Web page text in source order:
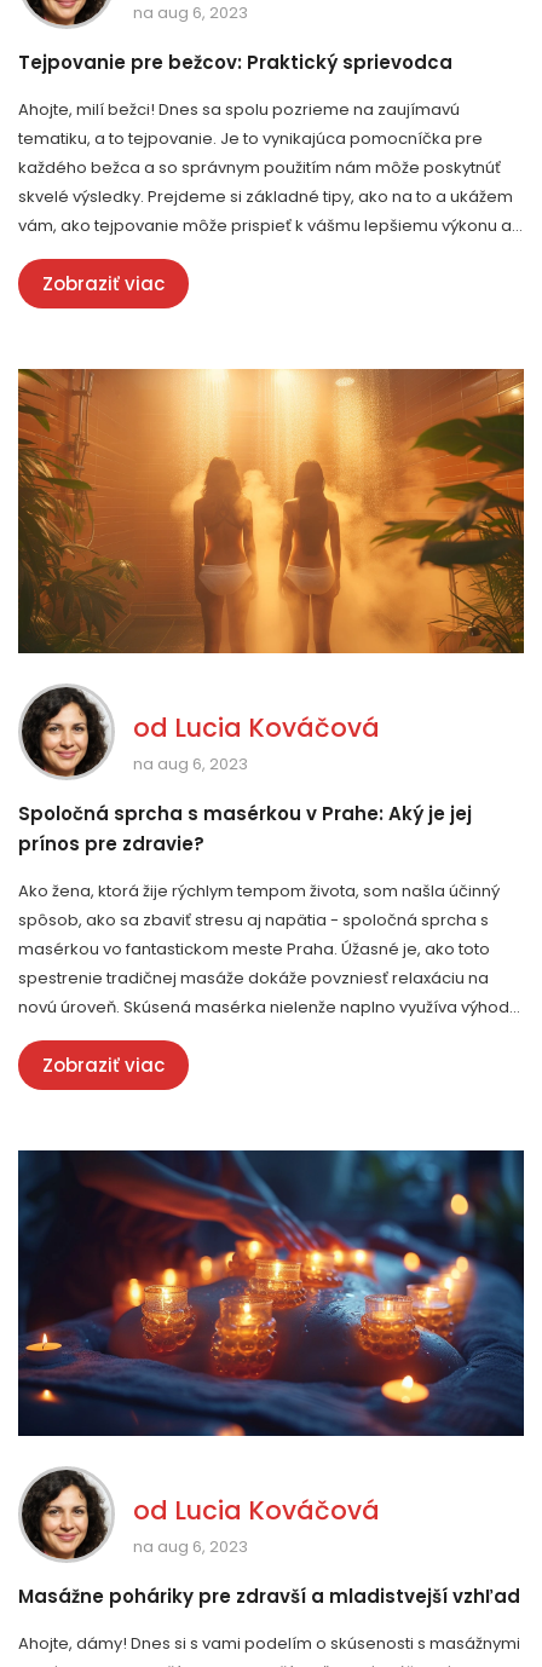
na aug 6, 2023
Tejpovanie pre bežcov: Praktický sprievodca
Ahojte, milí bežci! Dnes sa spolu pozrieme na zaujímavú
tematiku, a to tejpovanie. Je to vynikajúca pomocníčka pre
každého bežca a so správnym použitím nám môže poskytnúť
skvelé výsledky. Prejdeme si základné tipy, ako na to a ukážem
vám, ako tejpovanie môže prispieť k vášmu lepšiemu výkonu a
prevencii zranení. Pridajte sa k našej cestovke za efektívnym a
bezpečným bežaním s pomocou tejpovania!
Zobraziť viac
od Lucia Kováčová
na aug 6, 2023
Spoločná sprcha s masérkou v Prahe: Aký je jej
prínos pre zdravie?
Ako žena, ktorá žije rýchlym tempom života, som našla účinný
spôsob, ako sa zbaviť stresu aj napätia - spoločná sprcha s
masérkou vo fantastickom meste Praha. Úžasné je, ako toto
spestrenie tradičnej masáže dokáže povzniesť relaxáciu na
novú úroveň. Skúsená masérka nielenže naplno využíva výhody
vody pri príprave tela na masáž, ale aj priam na odstraňovaniu
napätia a stresu. Iné benefity?! Zlepšená pokožka a celkový
pocit omladenia. Skúste to a zažite pocit skutočnej starostlivosti
Zobraziť viac
od Lucia Kováčová
na aug 6, 2023
Masážne poháriky pre zdravší a mladistvejší vzhľad
Ahojte, dámy! Dnes si s vami podelím o skúsenosti s masážnymi